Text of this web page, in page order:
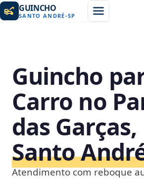
GUINCHO
SANTO ANDRÉ-SP
Guincho
Carro no
das Garças,
Santo
Atendimento com reboque